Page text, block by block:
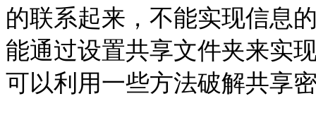
的联系起来，不能实现信息
能通过设置共享文件夹来实
可以利用一些方法破解共享